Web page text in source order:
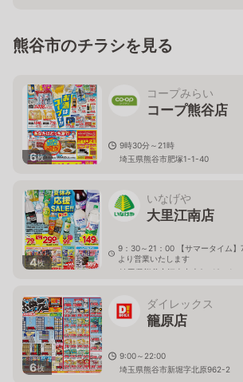
熊谷市のチラシを見る
6枚
コープみらい
コープ熊谷店
9時30分～21時
埼玉県熊谷市肥塚1-1-40
4枚
いなげや
大里江南店
9：30～21：00 【サマータイム
より営業いたします
埼玉県熊谷市江南中央2－19－1
6枚
ダイレックス
籠原店
9:00～22:00
埼玉県熊谷市新堀字北原962-2